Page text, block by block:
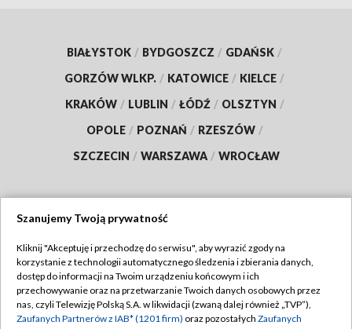
BIAŁYSTOK / BYDGOSZCZ / GDAŃSK /
GORZÓW WLKP. / KATOWICE / KIELCE /
KRAKÓW / LUBLIN / ŁÓDŹ / OLSZTYN /
OPOLE / POZNAŃ / RZESZÓW /
SZCZECIN / WARSZAWA / WROCŁAW
TVP
Abonament TVP
Emisja w TVP
Regulamin TVP
Polityka prywatności
Szanujemy Twoją prywatność
Kliknij "Akceptuję i przechodzę do serwisu", aby wyrazić zgody na
korzystanie z technologii automatycznego śledzenia i zbierania danych,
dostęp do informacji na Twoim urządzeniu końcowym i ich
przechowywanie oraz na przetwarzanie Twoich danych osobowych przez
nas, czyli Telewizję Polską S.A. w likwidacji (zwaną dalej również „TVP”),
Zaufanych Partnerów z IAB* (1201 firm) oraz pozostałych Zaufanych